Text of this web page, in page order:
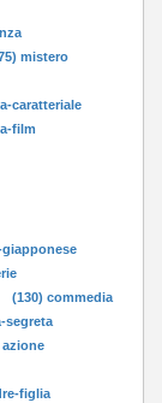
mistero
caratteriale
film
(130) commedia
segreta
azione
figlia